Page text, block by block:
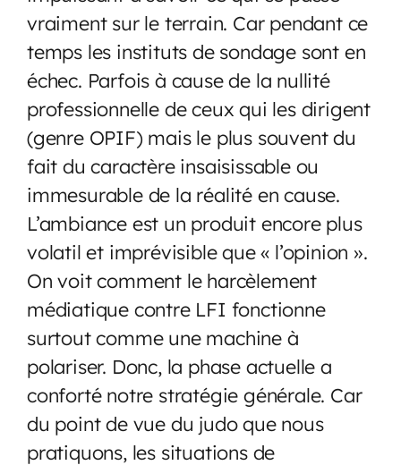
vraiment sur le terrain. Car pendant ce
temps les instituts de sondage sont en
échec. Parfois à cause de la nullité
professionnelle de ceux qui les dirigent
(genre OPIF) mais le plus souvent du
fait du caractère insaisissable ou
immesurable de la réalité en cause.
L’ambiance est un produit encore plus
volatil et imprévisible que « l’opinion ».
On voit comment le harcèlement
médiatique contre LFI fonctionne
surtout comme une machine à
polariser. Donc, la phase actuelle a
conforté notre stratégie générale. Car
du point de vue du judo que nous
pratiquons, les situations de